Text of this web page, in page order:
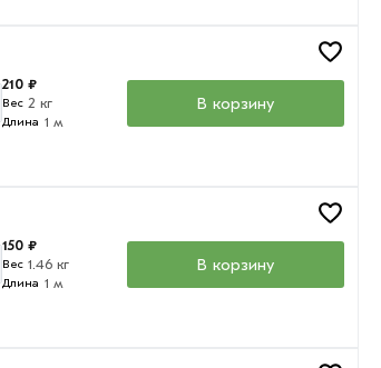
210 ₽
Вес 2 кг
Длина 1 м
В корзину
150 ₽
Вес 1.46 кг
Длина 1 м
В корзину